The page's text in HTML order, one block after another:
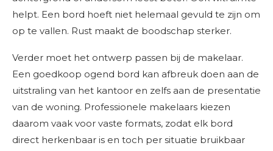
helpt. Een bord hoeft niet helemaal gevuld te zijn om
op te vallen. Rust maakt de boodschap sterker.
Verder moet het ontwerp passen bij de makelaar.
Een goedkoop ogend bord kan afbreuk doen aan de
uitstraling van het kantoor en zelfs aan de presentatie
van de woning. Professionele makelaars kiezen
daarom vaak voor vaste formats, zodat elk bord
direct herkenbaar is en toch per situatie bruikbaar